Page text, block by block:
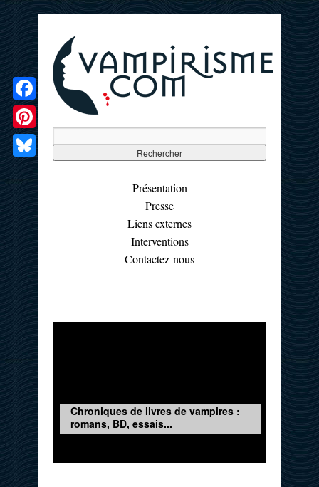
Présentation
Presse
Liens externes
Interventions
Contactez-nous
Chroniques de livres de vampires :
romans, BD, essais...
Facebook
Pinterest
Bluesky